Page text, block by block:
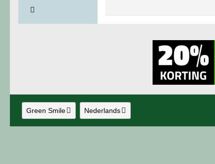
Green Smile Nederlands